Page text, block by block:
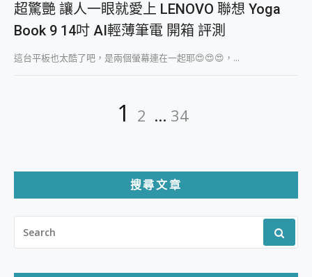
超驚艷 讓人一眼就愛上 LENOVO 聯想 Yoga
Book 9 14吋 AI輕薄筆電 開箱 評測
這台平板也太酷了吧，是兩個螢幕連在一起耶😍😍😍，...
頁
Page
1 Page
2 ... Page
34
搜尋文章
FOR: